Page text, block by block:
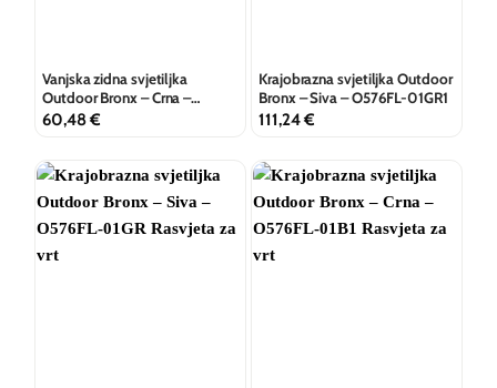
Vanjska zidna svjetiljka
Outdoor Bronx – Crna –
O576WL-02B
60,48€
Krajobrazna svjetiljka Outdoor
Bronx – Siva – O576FL-01GR1
111,24€